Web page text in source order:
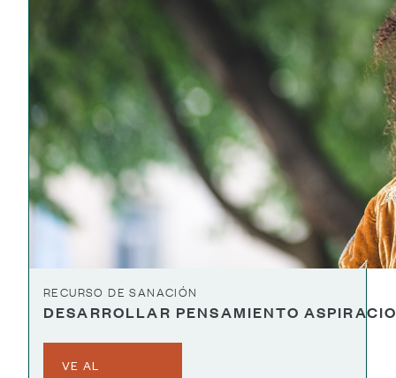
RECURSO DE SANACIÓN
DESARROLLAR PENSAMIENTO
VE AL